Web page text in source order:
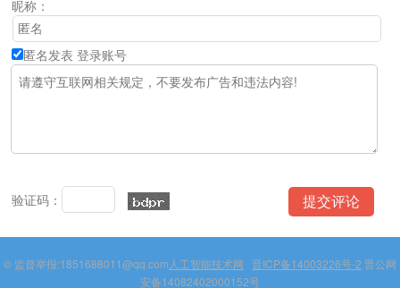
昵称：
匿名发表 登录账号
验证码：
© 监督举报:1851688011@qq.com 人工智能技术网 晋ICP备14003226号-2 晋公网
安备14082402000152号